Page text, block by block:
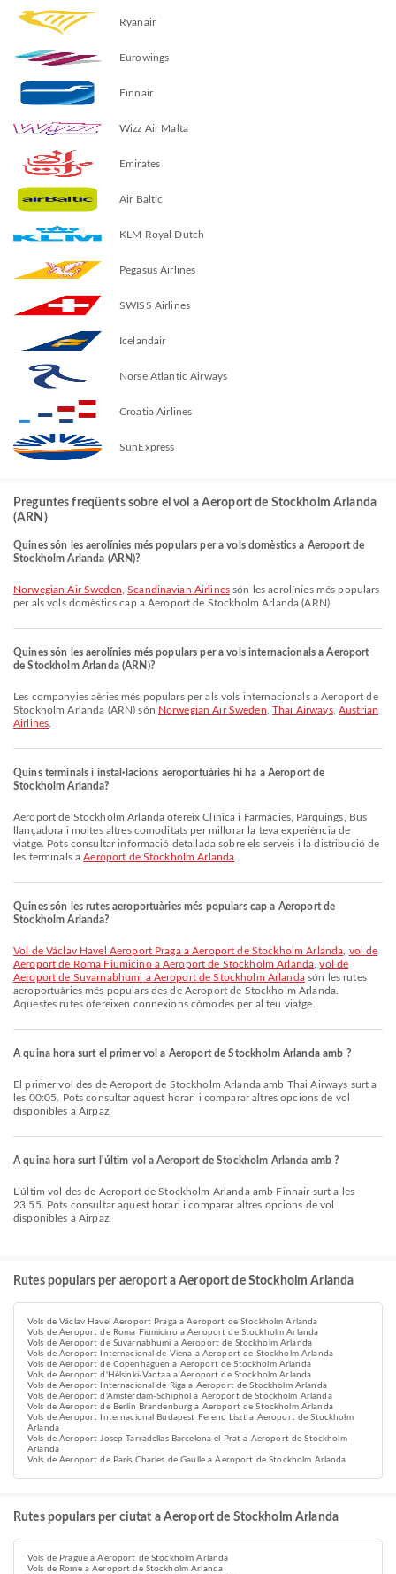
Ryanair
Eurowings
Finnair
Wizz Air Malta
Emirates
Air Baltic
KLM Royal Dutch
Pegasus Airlines
SWISS Airlines
Icelandair
Norse Atlantic Airways
Croatia Airlines
SunExpress
Preguntes freqüents sobre el vol a Aeroport de Stockholm Arlanda
(ARN)
Quines són les aerolínies més populars per a vols domèstics a Aeroport de
Stockholm Arlanda (ARN)?
Norwegian Air Sweden ,Scandinavian Airlines són les aerolínies més populars
per als vols domèstics cap a Aeroport de Stockholm Arlanda (ARN).
Quines són les aerolínies més populars per a vols internacionals a Aeroport
de Stockholm Arlanda (ARN)?
Les companyies aèries més populars per als vols internacionals a Aeroport de
Stockholm Arlanda (ARN) són Norwegian Air Sweden ,Thai Airways, Austrian
Airlines
Quins terminals i instal·lacions aeroportuàries hi ha a Aeroport de
Stockholm Arlanda?
Aeroport de Stockholm Arlanda ofereix Clínica i Farmàcies, Pàrquings, Bus
llançadora i moltes altres comoditats per millorar la teva experiència de
viatge. Pots consultar informació detallada sobre els serveis i la distribució de
les terminals aAeroport de Stockholm Arlanda
Quines són les rutes aeroportuàries més populars cap a Aeroport de
Stockholm Arlanda?
vol de Václav Havel Aeroport Praga a Aeroport de Stockholm Arlanda vol de
Aeroport de Roma Fiumicino a Aeroport de Stockholm Arlanda ,vol de
Aeroport de Suvarnabhumi a Aeroport de Stockholm Arlandasón les rutes
aeroportuàries més populars des de Aeroport de Stockholm Arlanda.
Aquestes rutes ofereixen connexions còmodes per al teu viatge.
A quina hora surt el primer vol a Aeroport de Stockholm Arlanda amb ?
El primer vol des de Aeroport de Stockholm Arlanda amb Thai Airways surt a
les 00:05. Pots consultar aquest horari i comparar altres opcions de vol
disponibles a Airpaz.
A quina hora surt l'últim vol a Aeroport de Stockholm Arlanda amb ?
L’últim vol des de Aeroport de Stockholm Arlanda amb Finnair surt a les
23:55. Pots consultar aquest horari i comparar altres opcions de vol
disponibles a Airpaz.
Rutes populars per aeroport a Aeroport de Stockholm Arlanda
Vols de Václav Havel Aeroport Praga a Aeroport de Stockholm Arlanda
Vols de Aeroport de Roma Fiumicino a Aeroport de Stockholm Arlanda
Vols de Aeroport de Suvarnabhumi a Aeroport de Stockholm Arlanda
Vols de Aeroport Internacional de Viena a Aeroport de Stockholm Arlanda
Vols de Aeroport de Copenhaguen a Aeroport de Stockholm Arlanda
Vols de Aeroport d'Hèlsinki-Vantaa a Aeroport de Stockholm Arlanda
Vols de Aeroport Internacional de Riga a Aeroport de Stockholm Arlanda
Vols de Aeroport d'Amsterdam-Schiphol a Aeroport de Stockholm Arlanda
Vols de Aeroport de Berlín Brandenburg a Aeroport de Stockholm Arlanda
Vols de Aeroport Internacional Budapest Ferenc Liszt a Aeroport de Stockholm
Arlanda
Vols de Aeroport Josep Tarradellas Barcelona el Prat a Aeroport de Stockholm
Arlanda
Vols de Aeroport de París Charles de Gaulle a Aeroport de Stockholm Arlanda
Rutes populars per ciutat a Aeroport de Stockholm Arlanda
Vols de Prague a Aeroport de Stockholm Arlanda
Vols de Rome a Aeroport de Stockholm Arlanda